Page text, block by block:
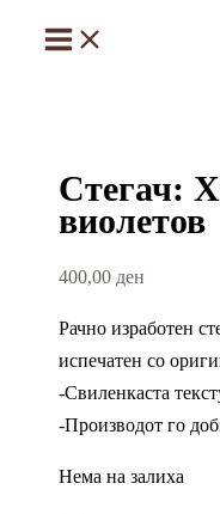
Стегач:
виолетов
400,00 ден
Рачно изработен
испечатен со
-Свиленкаста
-Производот го
Нема на залиха